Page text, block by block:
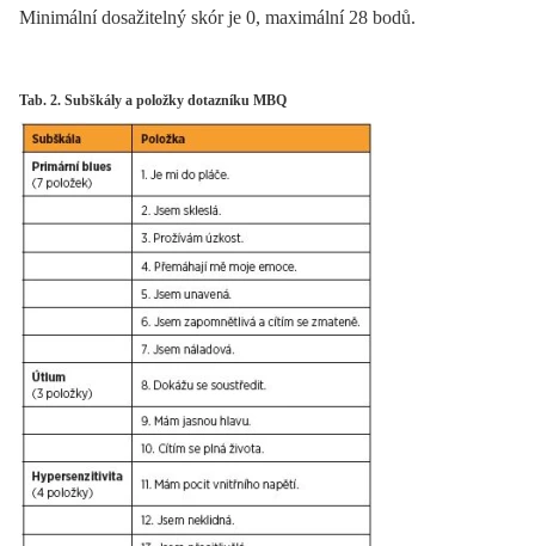
Minimální dosažitelný skór je 0, maximální 28 bodů.
Tab. 2. Subškály a položky dotazníku MBQ